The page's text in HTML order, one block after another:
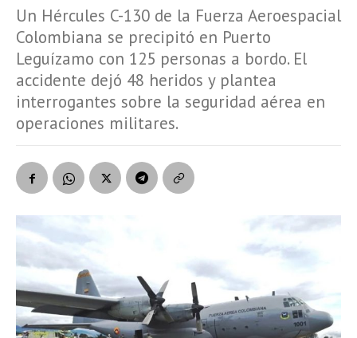
Un Hércules C-130 de la Fuerza Aeroespacial
Colombiana se precipitó en Puerto
Leguízamo con 125 personas a bordo. El
accidente dejó 48 heridos y plantea
interrogantes sobre la seguridad aérea en
operaciones militares.